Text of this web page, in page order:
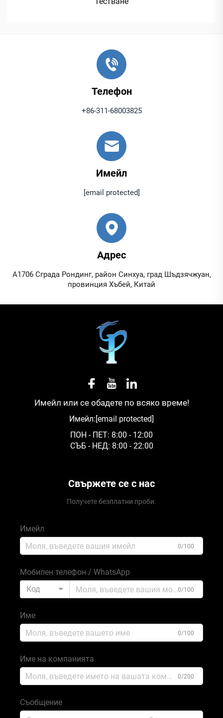
Телефон
+86-311-68003825
Имейл
[email protected]
Адрес
A1706 Сграда Рондинг, район Синхуа, град Шъдзячжуан,
провинция Хъбей, Китай
Имейл или се обадете по всяко време!
Имейл:[email protected]
ПОН - ПЕТ: 8:00 - 12:00
СЪБ - НЕД: 8:00 - 22:00
Свържете се с нас
Получете безплатни проби.
Имейл
0/100
Мобилен телефон / WhatsApp
Код
0/100
Име
0/100
Име на компанията
0/200
Съобщение